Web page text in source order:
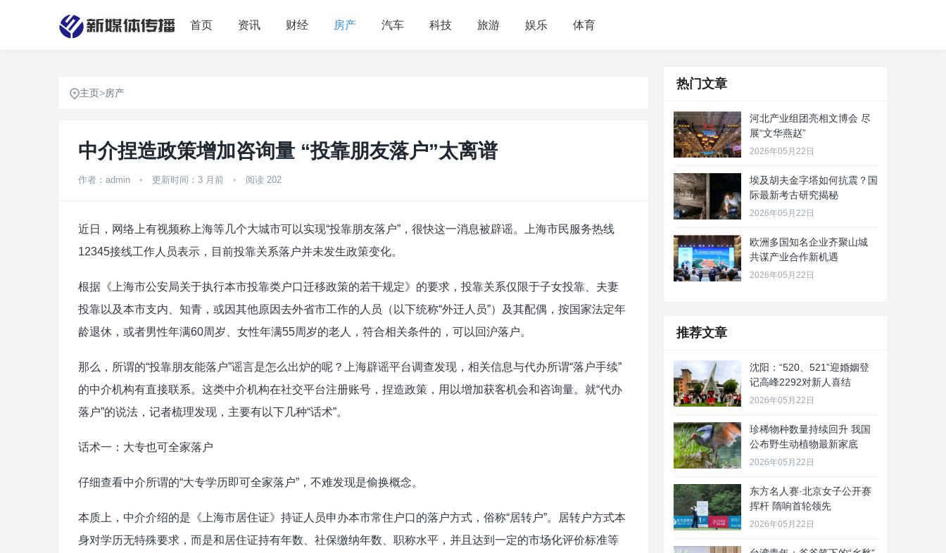
首页 资讯 财经 房产 汽车 科技 旅游 娱乐 体育
主页>房产
中介捏造政策增加咨询量 “投靠朋友落户”太离谱
作者：admin • 更新时间：3 月前 • 阅读 202
近日，网络上有视频称上海等几个大城市可以实现“投靠朋友落户”，很快这一消息被辟谣。上海市民服务热线
12345接线工作人员表示，目前投靠关系落户并未发生政策变化。
根据《上海市公安局关于执行本市投靠类户口迁移政策的若干规定》的要求，投靠关系仅限于子女投靠、夫妻
投靠以及本市支内、知青，或因其他原因去外省市工作的人员（以下统称“外迁人员”）及其配偶，按国家法定年
龄退休，或者男性年满60周岁、女性年满55周岁的老人，符合相关条件的，可以回沪落户。
那么，所谓的“投靠朋友能落户”谣言是怎么出炉的呢？上海辟谣平台调查发现，相关信息与代办所谓“落户手续”
的中介机构有直接联系。这类中介机构在社交平台注册账号，捏造政策，用以增加获客机会和咨询量。就“代办
落户”的说法，记者梳理发现，主要有以下几种“话术”。
话术一：大专也可全家落户
仔细查看中介所谓的“大专学历即可全家落户”，不难发现是偷换概念。
本质上，中介介绍的是《上海市居住证》持证人员申办本市常住户口的落户方式，俗称“居转户”。居转户方式本
身对学历无特殊要求，而是和居住证持有年数、社保缴纳年数、职称水平，并且达到一定的市场化评价标准等
热门文章
河北产业组团亮相文博会 尽
展“文华燕赵”
2026年05月22日
埃及胡夫金字塔如何抗震？国
际最新考古研究揭秘
2026年05月22日
欧洲多国知名企业齐聚山城
共谋产业合作新机遇
2026年05月22日
推荐文章
沈阳：“520、521”迎婚姻登
记高峰2292对新人喜结
2026年05月22日
珍稀物种数量持续回升 我国
公布野生动植物最新家底
2026年05月22日
东方名人赛·北京女子公开赛
挥杆 隋响首轮领先
2026年05月22日